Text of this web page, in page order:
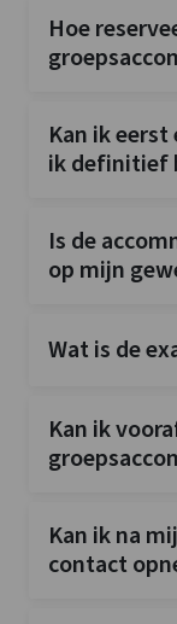
Hoe
Kan ik
ik definitief
Is de
op mijn
Wat is de
Kan ik
Kan ik na
contact